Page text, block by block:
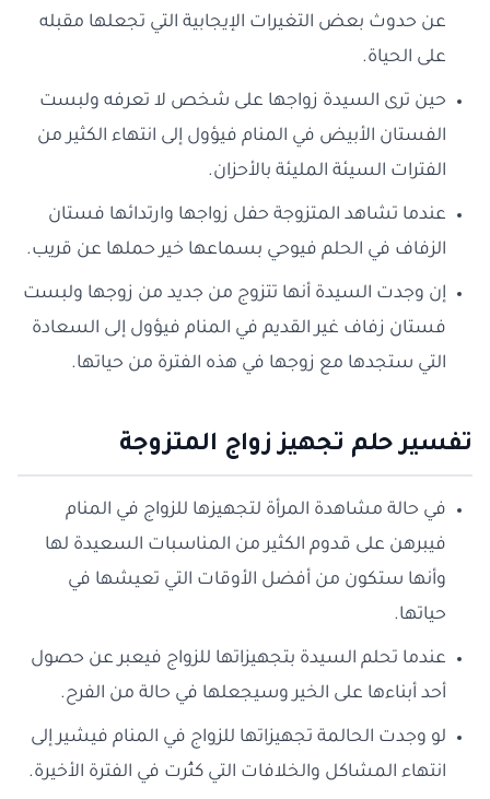
عن حدوث بعض التغيرات الإيجابية التي تجعلها مقبله
على الحياة.
حين ترى السيدة زواجها على شخص لا تعرفه ولبست
الفستان الأبيض في المنام فيؤول إلى انتهاء الكثير من
الفترات السيئة المليئة بالأحزان.
عندما تشاهد المتزوجة حفل زواجها وارتدائها فستان
الزفاف في الحلم فيوحي بسماعها خير حملها عن قريب.
إن وجدت السيدة أنها تتزوج من جديد من زوجها ولبست
فستان زفاف غير القديم في المنام فيؤول إلى السعادة
التي ستجدها مع زوجها في هذه الفترة من حياتها.
تفسير حلم تجهيز زواج المتزوجة
في حالة مشاهدة المرأة لتجهيزها للزواج في المنام
فيبرهن على قدوم الكثير من المناسبات السعيدة لها
وأنها ستكون من أفضل الأوقات التي تعيشها في
حياتها.
عندما تحلم السيدة بتجهيزاتها للزواج فيعبر عن حصول
أحد أبناءها على الخير وسيجعلها في حالة من الفرح.
لو وجدت الحالمة تجهيزاتها للزواج في المنام فيشير إلى
انتهاء المشاكل والخلافات التي كثُرت في الفترة الأخيرة.